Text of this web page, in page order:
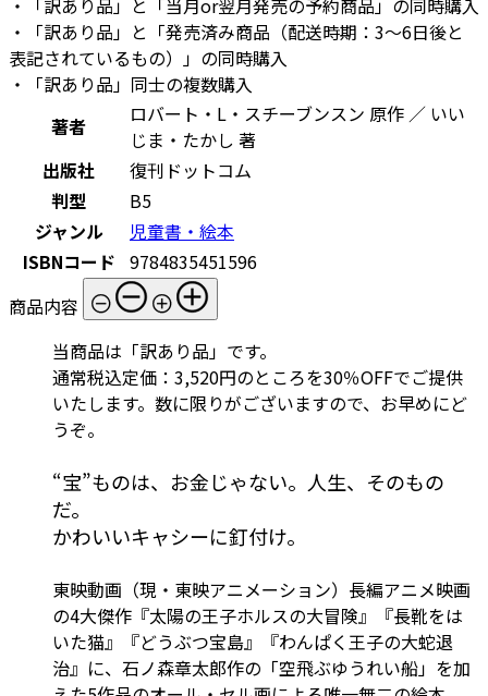
・「訳あり品」と「発売済み商品（配送時期：3～6日後と
表記されているもの）」の同時購入
・「訳あり品」同士の複数購入
著者
ロバート・L・スチーブンスン 原作 ／ いい
じま・たかし 著
出版社
復刊ドットコム
判型
B5
ジャンル
児童書・絵本
ISBNコード 9784835451596
商品内容
当商品は「訳あり品」です。
通常税込定価：3,520円のところを30％OFFでご提供
いたします。数に限りがございますので、お早めにど
うぞ。
“宝”ものは、お金じゃない。人生、そのもの
だ。
かわいいキャシーに釘付け。
東映動画（現・東映アニメーション）長編アニメ映画
の4大傑作『太陽の王子ホルスの大冒険』『長靴をは
いた猫』『どうぶつ宝島』『わんぱく王子の大蛇退
治』に、石ノ森章太郎作の「空飛ぶゆうれい船」を加